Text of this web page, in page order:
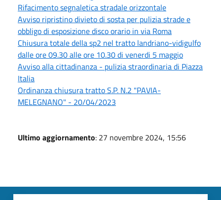
Rifacimento segnaletica stradale orizzontale
Avviso ripristino divieto di sosta per pulizia strade e
obbligo di esposizione disco orario in via Roma
Chiusura totale della sp2 nel tratto landriano-vidigulfo
dalle ore 09.30 alle ore 10.30 di venerdi 5 maggio
Avviso alla cittadinanza - pulizia straordinaria di Piazza
Italia
Ordinanza chiusura tratto S.P. N.2 "PAVIA-
MELEGNANO" - 20/04/2023
Ultimo aggiornamento: 27 novembre 2024, 15:56